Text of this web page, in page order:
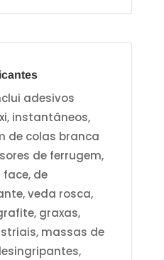
adesivos
instantâneos,
de colas branca
de ferrugem,
de
veda rosca,
graxas,
massas de